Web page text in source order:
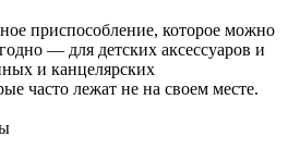
приспособление, которое можно
— для детских аксессуаров и
и канцелярских
часто лежат не на своем месте.